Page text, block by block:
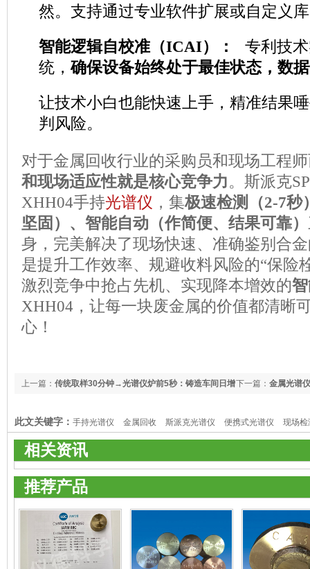
然。支持通过专业软件扩展或自定义
智能逻辑自校准（ICAI）：
专利技
统，确保设备始终处于最佳状态，数
让技术小白也能快速上手，精准结果
判风险。
对于金属回收行业的采购员和现场工程
和现场适应性就是核心竞争力。斯派克
XHH04手持光谱仪 ，集极速检测（2-7秒
坚固）、智能自动（作简便、结果可靠）
身，完美解决了现场快速、准确鉴别合
是提升工作效率、规避收料风险的“保险
激烈竞争中抢占先机、实现降本增效的
XHH04，让每一块废金属的价值都清晰
心！
下一篇： 金属光谱
上一篇： 传统取样30分钟→光谱仪炉前5秒：铸造车间日增
此文关键字： 手持光谱仪 金属回收 斯派克光谱仪 便携式光谱仪 现场检
相关资讯
推荐产品